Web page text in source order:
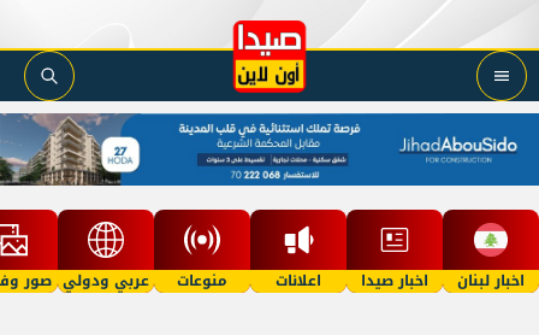
اخبار لبنان اخبار صيدا اعلانات منوعات عربي ودولي صور